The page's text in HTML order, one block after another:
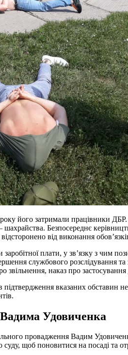
його затримали працівники
Безпосереднє
від виконання
плати, у зв’язку з чим
службового розслідування та
звільнення, наказ про
вказаних обставин
Удовиченка
провадження Вадим
суду, щоб поновитися на посаді та